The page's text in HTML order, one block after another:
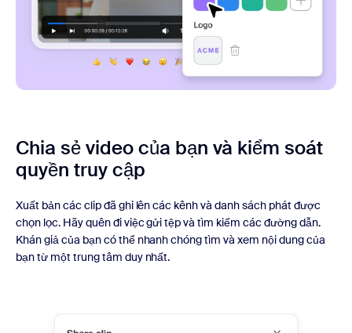
Chia sẻ video của bạn và kiểm soát
quyền truy cập
Xuất bản các clip đã ghi lên các kênh và danh sách phát được
chọn lọc. Hãy quên đi việc gửi tệp và tìm kiếm các đường dẫn.
Khán giả của bạn có thể nhanh chóng tìm và xem nội dung của
bạn từ một trung tâm duy nhất.